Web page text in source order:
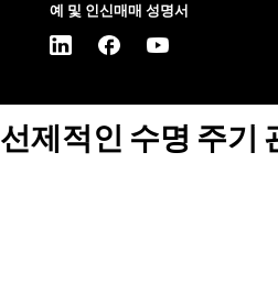
예 및 인신매매 성명서
선제적인 수명 주기